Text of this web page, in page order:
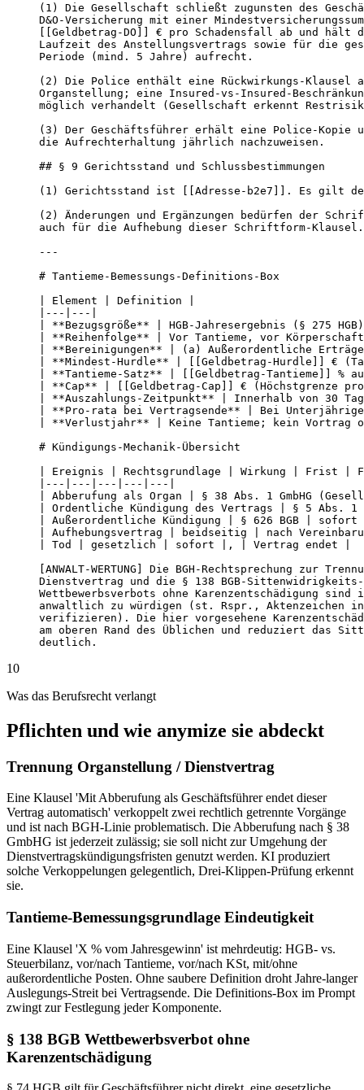
(1) Die Gesellschaft schließt zugunsten des
D&O-Versicherung mit einer
[[Geldbetrag-DO]] € pro Schadensfall ab und hält
Laufzeit des Anstellungsvertrags sowie für die
Periode (mind. 5 Jahre) aufrecht.
(2) Die Police enthält eine Rückwirkungs-Klausel
Organstellung; eine Insured-vs-Insured-
möglich verhandelt (Gesellschaft erkennt
(3) Der Geschäftsführer erhält eine Police-Kopie
die Aufrechterhaltung jährlich nachzuweisen.
## § 9 Gerichtsstand und Schlussbestimmungen
(1) Gerichtsstand ist [[Adresse-b2e7]]. Es gilt
(2) Änderungen und Ergänzungen bedürfen der
auch für die Aufhebung dieser Schriftform-Klausel.
---
# Tantieme-Bemessungs-Definitions-Box
| Element | Definition |
|---|---|
| **Bezugsgröße** | HGB-Jahresergebnis (§ 275
| **Reihenfolge** | Vor Tantieme, vor
| **Bereinigungen** | (a) Außerordentliche
| **Mindest-Hurdle** | [[Geldbetrag-Hurdle]] €
| **Tantieme-Satz** | [[Geldbetrag-Tantieme]] %
| **Cap** | [[Geldbetrag-Cap]] € (Höchstgrenze
| **Auszahlungs-Zeitpunkt** | Innerhalb von 30
| **Pro-rata bei Vertragsende** | Bei
| **Verlustjahr** | Keine Tantieme; kein Vortrag
# Kündigungs-Mechanik-Übersicht
| Ereignis | Rechtsgrundlage | Wirkung | Frist |
|---|---|---|---|---|
| Abberufung als Organ | § 38 Abs. 1 GmbHG
| Ordentliche Kündigung des Vertrags | § 5
| Außerordentliche Kündigung | § 626 BGB |
| Aufhebungsvertrag | beidseitig | nach
| Tod | gesetzlich | sofort |, | Vertrag endet |
[ANWALT-WERTUNG] Die BGH-Rechtsprechung zur
Dienstvertrag und die § 138 BGB-Sittenwidrigkeits-
Wettbewerbsverbots ohne Karenzentschädigung
anwaltlich zu würdigen (st. Rspr., Aktenzeichen
verifizieren). Die hier vorgesehene
am oberen Rand des Üblichen und reduziert das
deutlich.
10
Was das Berufsrecht verlangt
Pflichten und wie anymize sie abdeckt
Trennung Organstellung / Dienstvertrag
Eine Klausel 'Mit Abberufung als Geschäftsführer endet dieser
Vertrag automatisch' verkoppelt zwei rechtlich getrennte Vorgänge
und ist nach BGH-Linie problematisch. Die Abberufung nach § 38
GmbHG ist jederzeit zulässig; sie soll nicht zur Umgehung der
Dienstvertragskündigungsfristen genutzt werden. KI produziert
solche Verkoppelungen gelegentlich, Drei-Klippen-Prüfung erkennt
sie.
Tantieme-Bemessungsgrundlage Eindeutigkeit
Eine Klausel 'X % vom Jahresgewinn' ist mehrdeutig: HGB- vs.
Steuerbilanz, vor/nach Tantieme, vor/nach KSt, mit/ohne
außerordentliche Posten. Ohne saubere Definition droht Jahre-langer
Auslegungs-Streit bei Vertragsende. Die Definitions-Box im Prompt
zwingt zur Festlegung jeder Komponente.
§ 138 BGB Wettbewerbsverbot ohne
Karenzentschädigung